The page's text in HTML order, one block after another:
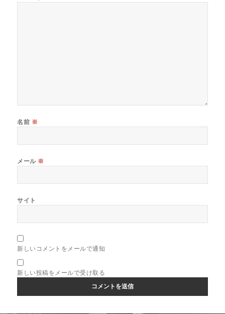
名前 ※
メール ※
サイト
新しいコメントをメールで通知
新しい投稿をメールで受け取る